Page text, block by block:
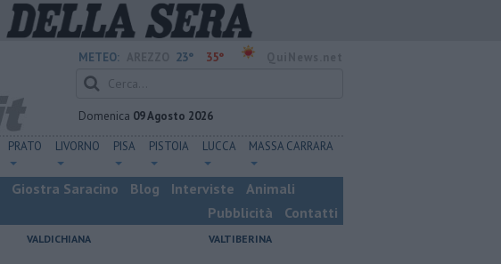
METEO: 23° 35°
Domenica 09 Agosto 2026
PRATO LIVORNO PISA PISTOIA LUCCA MASSA CARRARA
Giostra Saracino Blog Interviste
Animali
Pubblicità
Contatti
VALDICHIANA VALTIBERINA